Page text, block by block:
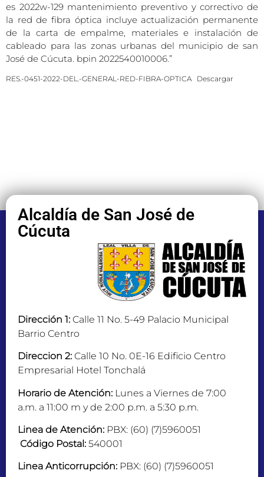
es 2022w-129 mantenimiento preventivo y correctivo de
la red de fibra óptica incluye actualización permanente
de la carta de empalme, materiales e instalación de
cableado para las zonas urbanas del municipio de san
José de Cúcuta. bpin 2022540010006.”
RES.-0451-2022-DEL.-GENERAL-RED-FIBRA-OPTICA Descargar
Alcaldía de San José de
Cúcuta
Dirección 1: Calle 11 No. 5-49 Palacio Municipal
Barrio Centro
Direccion 2: Calle 10 No. 0E-16 Edificio Centro
Empresarial Hotel Tonchalá
Horario de Atención: Lunes a Viernes de 7:00
a.m. a 11:00 m y de 2:00 p.m. a 5:30 p.m.
Linea de Atención: PBX: (60) (7)5960051
Código Postal: 540001
Linea Anticorrupción: PBX: (60) (7)5960051